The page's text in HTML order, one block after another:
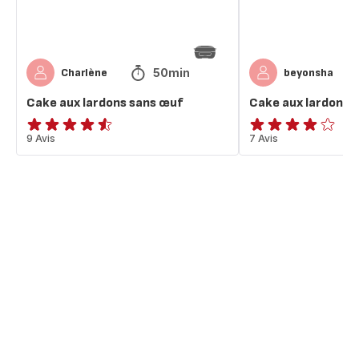
Charlène 50min
Cake aux lardons sans œuf
ratings.4.5
9 Avis
beyonsha
Cake aux lardons
Avis
4
7 Avis